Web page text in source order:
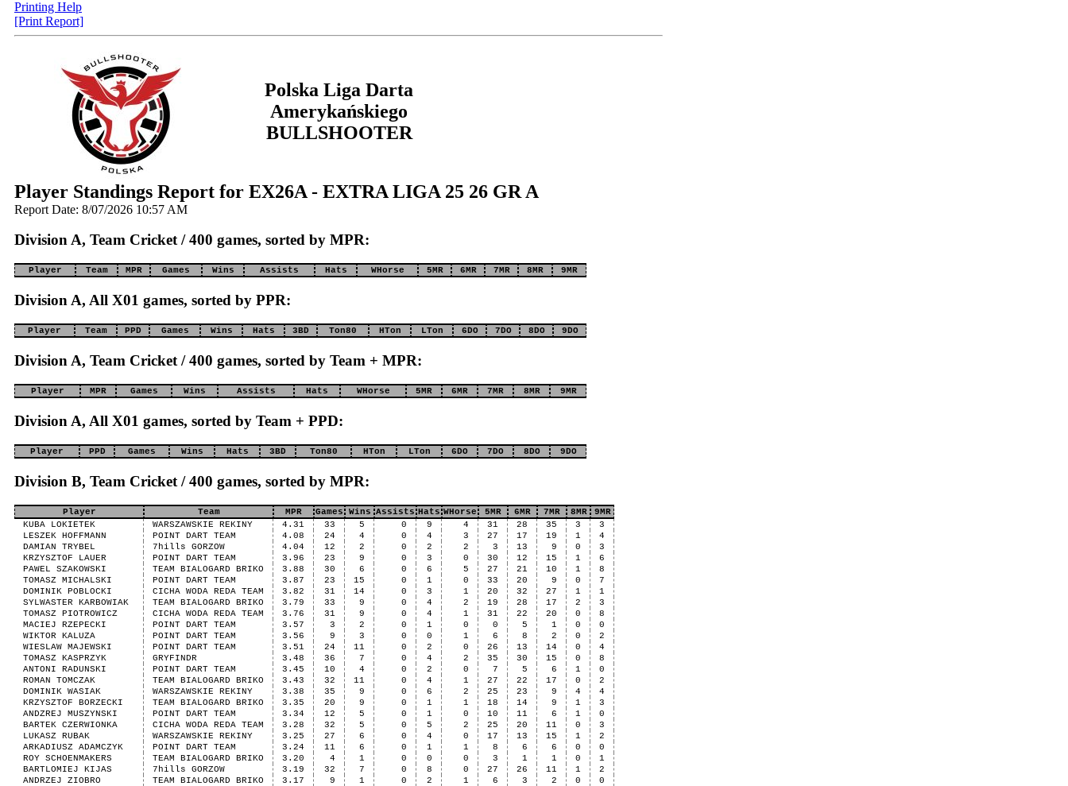
Printing Help
[Print Report]
Polska Liga Darta
Amerykańskiego
BULLSHOOTER
Player Standings Report for EX26A - EXTRA LIGA 25 26 GR A
Report Date: 8/07/2026 10:57 AM
Division A, Team Cricket / 400 games, sorted by MPR:
Player Team MPR Games Wins Assists Hats WHorse 5MR 6MR 7MR 8MR 9MR
Division A, All X01 games, sorted by PPR:
Player Team PPD Games Wins Hats 3BD Ton80 HTon LTon 6DO 7DO 8DO 9DO
Division A, Team Cricket / 400 games, sorted by Team + MPR:
Player MPR Games Wins Assists Hats WHorse 5MR 6MR 7MR 8MR 9MR
Division A, All X01 games, sorted by Team + PPD:
Player PPD Games Wins Hats 3BD Ton80 HTon LTon 6DO 7DO 8DO 9DO
Division B, Team Cricket / 400 games, sorted by MPR:
Player Team MPR Games Wins Assists Hats WHorse 5MR 6MR 7MR 8MR
9MR
KUBA LOKIETEK
WARSZAWSKIE REKINY 4.31 33 5 0 9 4 31 28 35 3
3
LESZEK HOFFMANN
POINT DART TEAM 4.08 24 4 0 4 3 27 17 19 1
4
DAMIAN TRYBEL
7hills GORZOW 4.04 12 2 0 2 2 3 13 9 0
3
KRZYSZTOF LAUER
POINT DART TEAM 3.96 23 9 0 3 0 30 12 15 1
6
PAWEL SZAKOWSKI
TEAM BIALOGARD BRIKO 3.88 30 6 0 6 5 27 21 10 1
8
TOMASZ MICHALSKI
POINT DART TEAM 3.87 23 15 0 1 0 33 20 9 0
7
DOMINIK POBLOCKI
CICHA WODA REDA TEAM 3.82 31 14 0 3 1 20 32 27 1
1
SYLWASTER KARBOWIAK
TEAM BIALOGARD BRIKO 3.79 33 9 0 4 2 19 28 17 2
3
TOMASZ PIOTROWICZ
CICHA WODA REDA TEAM 3.76 31 9 0 4 1 31 22 20 0
8
MACIEJ RZEPECKI
POINT DART TEAM 3.57 3 2 0 1 0 0 5 1 0
0
WIKTOR KALUZA
POINT DART TEAM 3.56 9 3 0 0 1 6 8 2 0
2
WIESLAW MAJEWSKI
POINT DART TEAM 3.51 24 11 0 2 0 26 13 14 0
4
TOMASZ KASPRZYK
GRYFINDR 3.48 36 7 0 4 2 35 30 15 0
8
ANTONI RADUNSKI
POINT DART TEAM 3.45 10 4 0 2 0 7 5 6 1
0
ROMAN TOMCZAK
TEAM BIALOGARD BRIKO 3.43 32 11 0 4 1 27 22 17 0
2
DOMINIK WASIAK
WARSZAWSKIE REKINY 3.38 35 9 0 6 2 25 23 9 4
4
KRZYSZTOF BORZECKI
TEAM BIALOGARD BRIKO 3.35 20 9 0 1 1 18 14 9 1
3
ANDZREJ MUSZYNSKI
POINT DART TEAM 3.34 12 5 0 1 0 10 11 6 1
0
BARTEK CZERWIONKA
CICHA WODA REDA TEAM 3.28 32 5 0 5 2 25 20 11 0
3
LUKASZ RUBAK
WARSZAWSKIE REKINY 3.25 27 6 0 4 0 17 13 15 1
2
ARKADIUSZ ADAMCZYK
POINT DART TEAM 3.24 11 6 0 1 1 8 6 6 0
0
ROY SCHOENMAKERS
TEAM BIALOGARD BRIKO 3.20 4 1 0 0 0 3 1 1 0
1
BARTLOMIEJ KIJAS
7hills GORZOW 3.19 32 7 0 8 0 27 26 11 1
2
ANDRZEJ ZIOBRO
TEAM BIALOGARD BRIKO 3.17 9 1 0 2 1 6 3 2 0
0